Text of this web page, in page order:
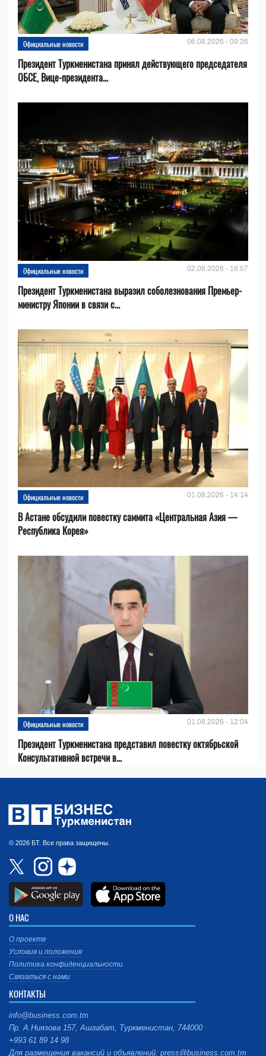
Официальные новости 06.08.2026 - 09:26
Президент Туркменистана принял действующего председателя
ОБСЕ, Вице-президента...
Официальные новости 02.08.2026 - 16:57
Президент Туркменистана выразил соболезнования Премьер-
министру Японии в связи с...
Официальные новости 01.08.2026 - 14:14
В Астане обсудили повестку саммита «Центральная Азия —
Республика Корея»
Официальные новости 01.08.2026 - 12:04
Президент Туркменистана представил повестку октябрьской
Консультативной встречи в...
© 2026 БТ. Все права защищены.
О НАС
О проекте
Условия и положения
Политика конфиденциальности
Связаться с нами
КОНТАКТЫ
info@business.com.tm
Пр. А.Ниязова 157, Ашгабат, Туркменистан, 744000
+993 61 89 14 98
Для размещения вакансий и объявлений: press@business.com.tm